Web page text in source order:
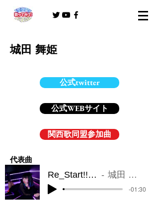
城田 舞姫
​代表曲
関西歌同盟参加曲
公式twitter
公式WEBサイト
Re_Start!!!!!! 城田 舞姫
-01:30